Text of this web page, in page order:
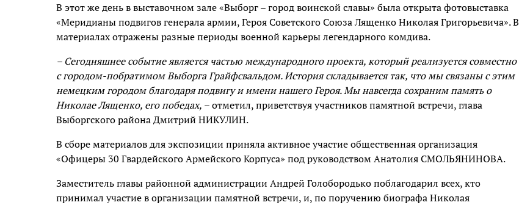
В этот же день в выставочном зале «Выборг – город воинской славы» была открыта фотовыставка
«Меридианы подвигов генерала армии, Героя Советского Союза Лященко Николая Григорьевича». В
материалах отражены разные периоды военной карьеры легендарного комдива.
– Сегодняшнее событие является частью международного проекта, который реализуется совместно
с городом-побратимом Выборга Грайфсвальдом. История складывается так, что мы связаны с этим
немецким городом благодаря подвигу и имени нашего Героя. Мы навсегда сохраним память о
Николае Лященко, его победах, – отметил, приветствуя участников памятной встречи, глава
Выборгского района Дмитрий НИКУЛИН.
В сборе материалов для экспозиции приняла активное участие общественная организация
«Офицеры 30 Гвардейского Армейского Корпуса» под руководством Анатолия СМОЛЬЯНИНОВА.
Заместитель главы районной администрации Андрей Голобородько поблагодарил всех, кто
принимал участие в организации памятной встречи, и, по поручению биографа Николая